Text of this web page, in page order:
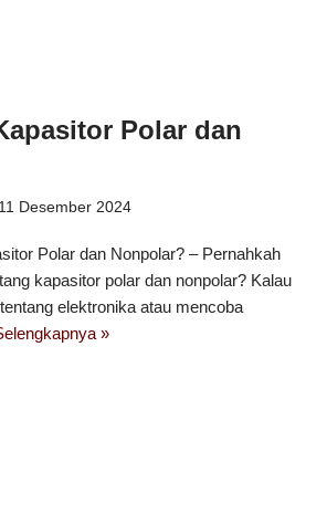
Polar dan
11 Desember 2024
Polar dan Nonpolar? – Pernahkah
kapasitor polar dan nonpolar? Kalau
elektronika atau mencoba
»